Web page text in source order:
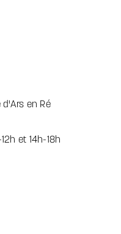
d'Ars en Ré
et 14h-18h